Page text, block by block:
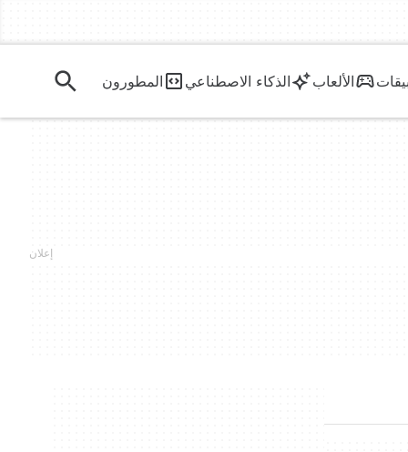
الألعاب الذكاء الاصطناعي المطورون